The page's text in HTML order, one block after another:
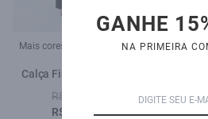
Mais cores:
Calça First Black Wide
Leg Lav 35 Amaciado
R$ 529,00
R$ 259,00
Mais cores:
Lav.Medio
R$
R$
GANHE
NA PRIMEIRA